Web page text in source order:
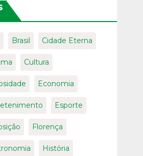
Brasil Cidade Eterna
Cultura
Economia
Esporte
Florença
História